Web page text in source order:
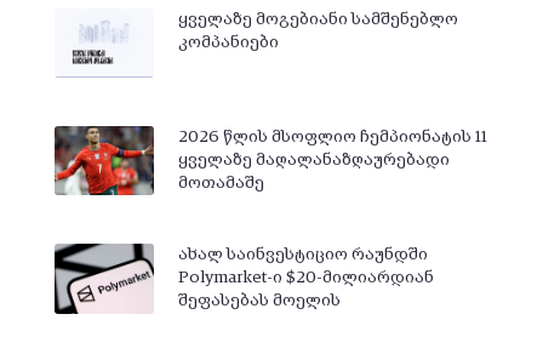
ყველაზე მოგებიანი სამშენებლო
კომპანიები
2026 წლის მსოფლიო ჩემპიონატის 11
ყველაზე მაღალანაზღაურებადი
მოთამაშე
ახალ საინვესტიციო რაუნდში
Polymarket-ი $20-მილიარდიან
შეფასებას მოელის